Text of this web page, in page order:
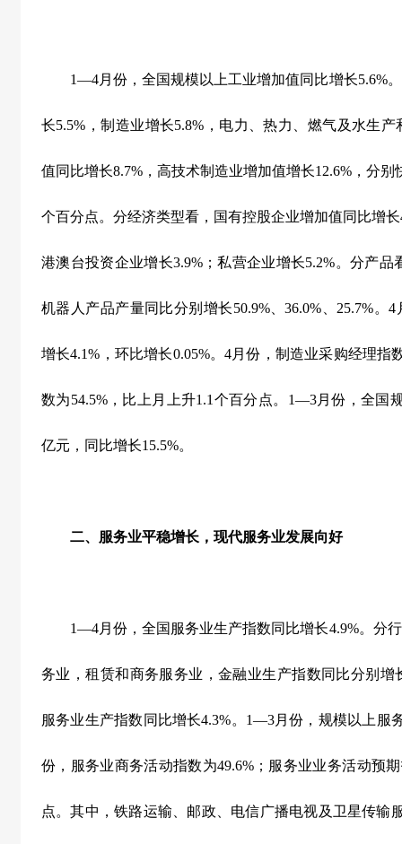
1—4月份，全国规模以上工业增加值同比增长5.6%
长5.5% ，制造业增长5.8% ，电力、热力、燃气及水生
值同比增长8.7% ，高技术制造业增加值增长12.6% ，分
个百分点。分经济类型看，国有控股企业增加值同比增长
港澳台投资企业增长3.9% ；私营企业增长5.2%。分产品
机器人产品产量同比分别增长50.9%、36.0% 25.7%。4
增长4.1% ，环比增长0.05%。4月份，制造业采购经理指
数为54.5%，比上月上升1.1 个百分点。 1—3月份，全国
亿元，同比增长15.5%。
二、服务业平稳增长，现代服务业发展向好
1—4月份，全国服务业生产指数同比增长4.9%。分
务业，租赁和商务服务业，金融业生产指数同比分别增
服务业生产指数同比增长4.3%。 1—3月份，规模以上服
份，服务业商务活动指数为49.6% ；服务业业务活动预
点。其中，铁路运输、邮政、电信广播电视及卫星传输